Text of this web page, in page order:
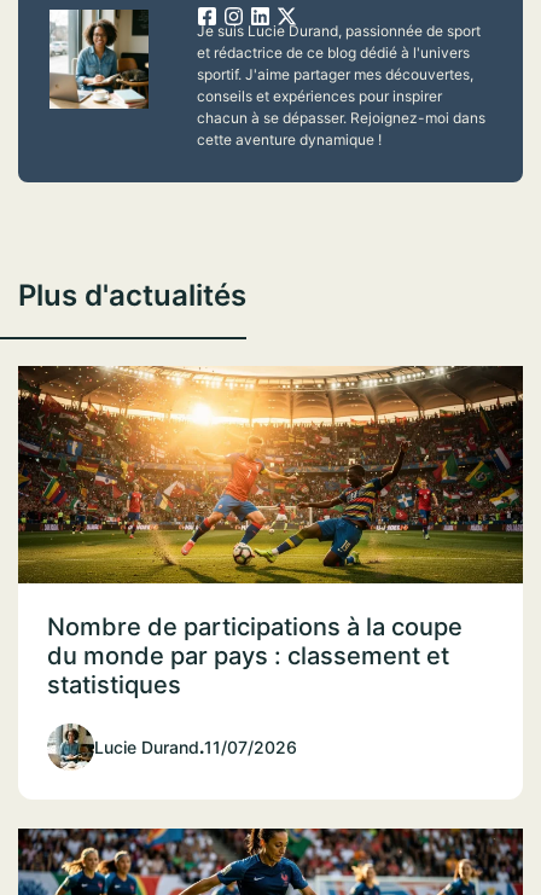
Je suis Lucie Durand, passionnée de sport
et rédactrice de ce blog dédié à l'univers
sportif. J'aime partager mes découvertes,
conseils et expériences pour inspirer
chacun à se dépasser. Rejoignez-moi dans
cette aventure dynamique !
Plus d'actualités
Nombre de participations à la coupe
du monde par pays : classement et
statistiques
Lucie Durand.11/07/2026